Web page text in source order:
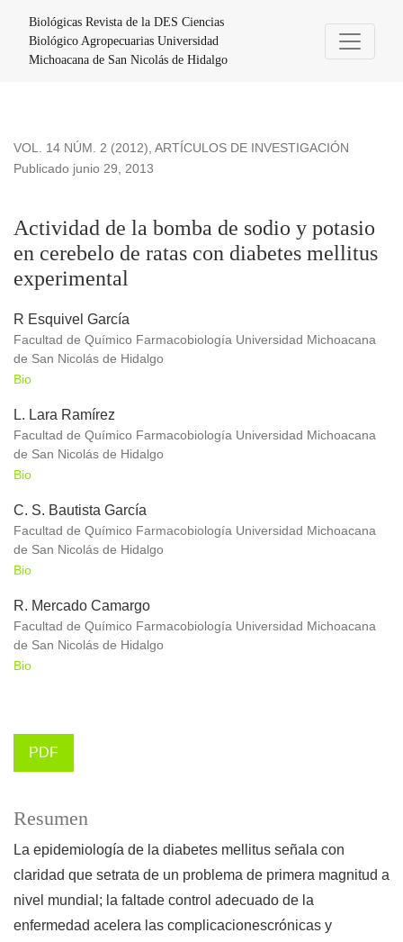
Biológicas Revista de la DES Ciencias
Biológico Agropecuarias Universidad
Michoacana de San Nicolás de Hidalgo
VOL. 14 NÚM. 2 (2012), ARTÍCULOS DE INVESTIGACIÓN
Actividad de la bomba de sodio y potasio
en cerebelo de ratas con diabetes mellitus
experimental
Publicado junio 29, 2013
R Esquivel García
Facultad de Químico Farmacobiología Universidad Michoacana
de San Nicolás de Hidalgo
Bio
L. Lara Ramírez
Facultad de Químico Farmacobiología Universidad Michoacana
de San Nicolás de Hidalgo
Bio
C. S. Bautista García
Facultad de Químico Farmacobiología Universidad Michoacana
de San Nicolás de Hidalgo
Bio
R. Mercado Camargo
Facultad de Químico Farmacobiología Universidad Michoacana
de San Nicolás de Hidalgo
Bio
PDF
Resumen
La epidemiología de la diabetes mellitus señala con
claridad que setrata de un problema de primera magnitud a
nivel mundial; la faltade control adecuado de la
enfermedad acelera las complicacionescrónicas y